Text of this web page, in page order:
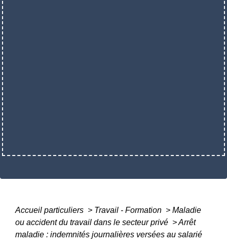
Accueil particuliers > Travail - Formation > Maladie
ou accident du travail dans le secteur privé >Arrêt
maladie : indemnités journalières versées au salarié